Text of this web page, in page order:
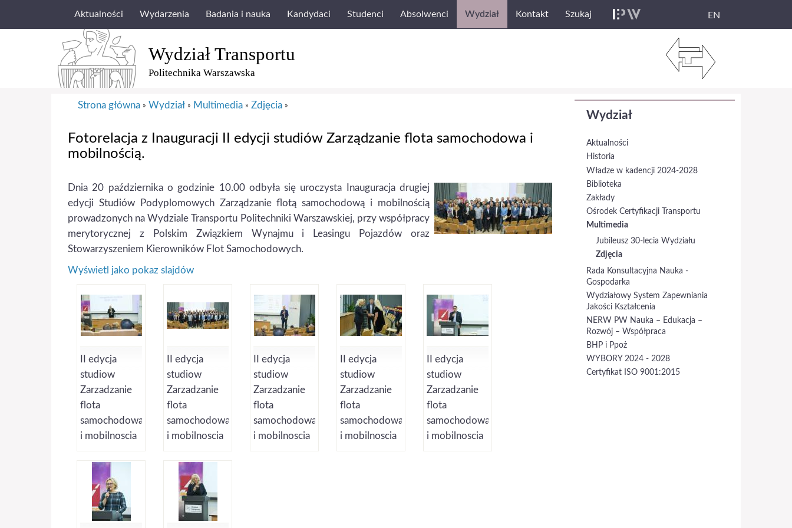
Aktualności Wydarzenia Badania i nauka Kandydaci Studenci Absolwenci Wydział Kontakt Szukaj EN
Wydział Transportu
Politechnika Warszawska
Wydział
Aktualności
Historia
Władze w kadencji 2024-2028
Biblioteka
Zakłady
Ośrodek Certyfikacji Transportu
Multimedia
Jubileusz 30-lecia Wydziału
Zdjęcia
Rada Konsultacyjna Nauka -
Gospodarka
Wydziałowy System Zapewniania
Jakości Kształcenia
NERW PW Nauka – Edukacja –
Rozwój – Współpraca
BHP i Ppoż
WYBORY 2024 - 2028
Certyfikat ISO 9001:2015
Strona główna » Wydział » Multimedia » Zdjęcia »
Fotorelacja z Inauguracji II edycji studiów Zarządzanie flota samochodowa i
mobilnością.
Dnia 20 października o godzinie 10.00 odbyła się uroczysta Inauguracja drugiej
edycji Studiów Podyplomowych Zarządzanie flotą samochodową i mobilnością
prowadzonych na Wydziale Transportu Politechniki Warszawskiej, przy współpracy
merytorycznej z Polskim Związkiem Wynajmu i Leasingu Pojazdów oraz
Stowarzyszeniem Kierowników Flot Samochodowych.
Wyświetl jako pokaz slajdów
II edycja
studiow
Zarzadzanie
flota
samochodowa
i mobilnoscia
II edycja
studiow
Zarzadzanie
flota
samochodowa
i mobilnoscia
II edycja
studiow
Zarzadzanie
flota
samochodowa
i mobilnoscia
II edycja
studiow
Zarzadzanie
flota
samochodowa
i mobilnoscia
II edycja
studiow
Zarzadzanie
flota
samochodowa
i mobilnoscia